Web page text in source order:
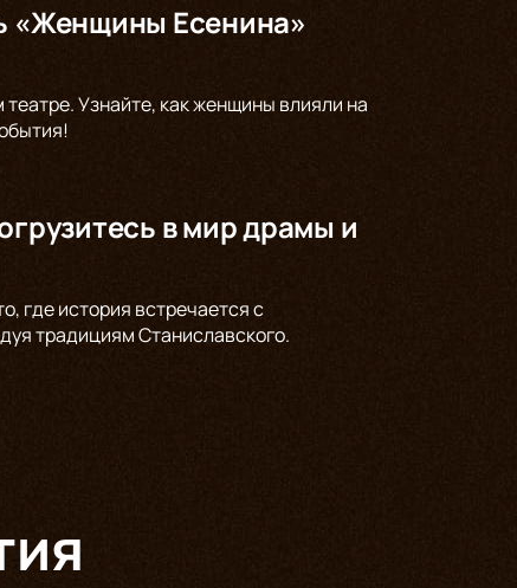
«Женщины Есенина»
Узнайте, как женщины влияли на
в мир драмы и
где история встречается с
традициям Станиславского.